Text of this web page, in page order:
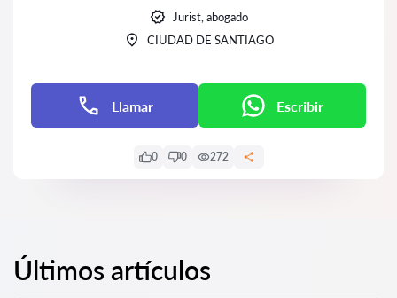
Jurist, abogado
CIUDAD DE SANTIAGO
Llamar Escribir
0 0 272
Últimos artículos